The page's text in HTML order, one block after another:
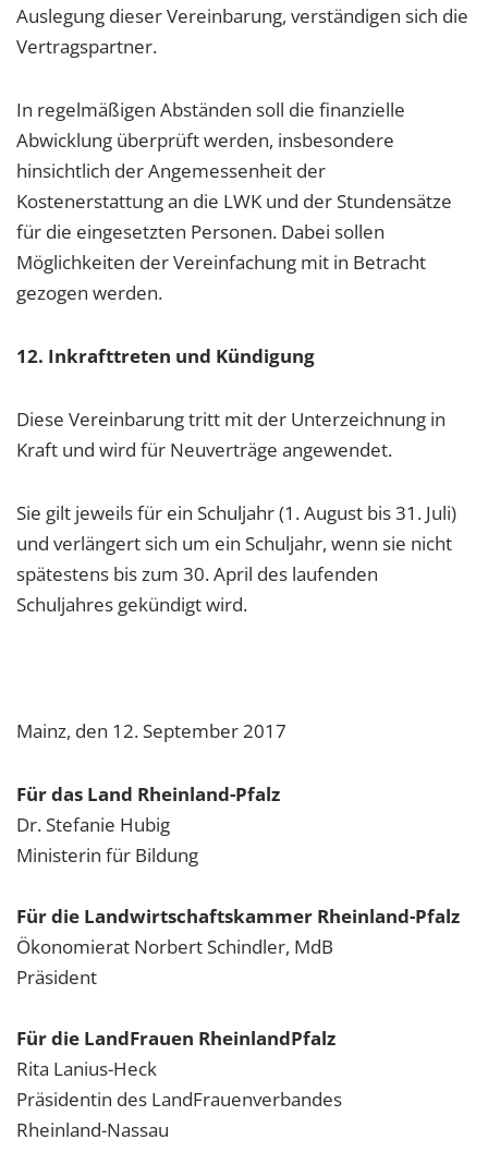
Auslegung dieser Vereinbarung, verständigen sich die
Vertragspartner.
In regelmäßigen Abständen soll die finanzielle
Abwicklung überprüft werden, insbesondere
hinsichtlich der Angemessenheit der
Kostenerstattung an die LWK und der Stundensätze
für die eingesetzten Personen. Dabei sollen
Möglichkeiten der Vereinfachung mit in Betracht
gezogen werden.
12. Inkrafttreten und Kündigung
Diese Vereinbarung tritt mit der Unterzeichnung in
Kraft und wird für Neuverträge angewendet.
Sie gilt jeweils für ein Schuljahr (1. August bis 31. Juli)
und verlängert sich um ein Schuljahr, wenn sie nicht
spätestens bis zum 30. April des laufenden
Schuljahres gekündigt wird.
Mainz, den 12. September 2017
Für das Land Rheinland-Pfalz
Dr. Stefanie Hubig
Ministerin für Bildung
Für die Landwirtschaftskammer Rheinland-Pfalz
Ökonomierat Norbert Schindler, MdB
Präsident
Für die LandFrauen RheinlandPfalz
Rita Lanius-Heck
Präsidentin des LandFrauenverbandes
Rheinland-Nassau